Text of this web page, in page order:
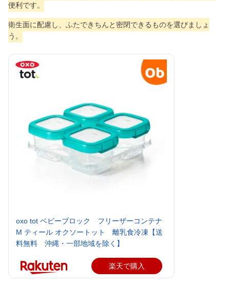
便利です。
衛生面に配慮し、ふたできちんと密閉できるものを選びましょ
う。
oxo tot ベビーブロック フリーザーコンテナ
M ティール オクソートット 離乳食冷凍【送
料無料 沖縄・一部地域を除く】
楽天で購入